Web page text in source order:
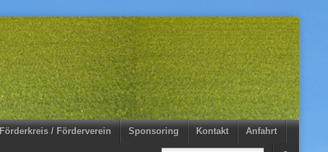
Förderkreis / Förderverein Sponsoring Kontakt Anfahrt